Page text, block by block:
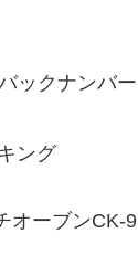
ックナンバー
ング
オーブンCK-9